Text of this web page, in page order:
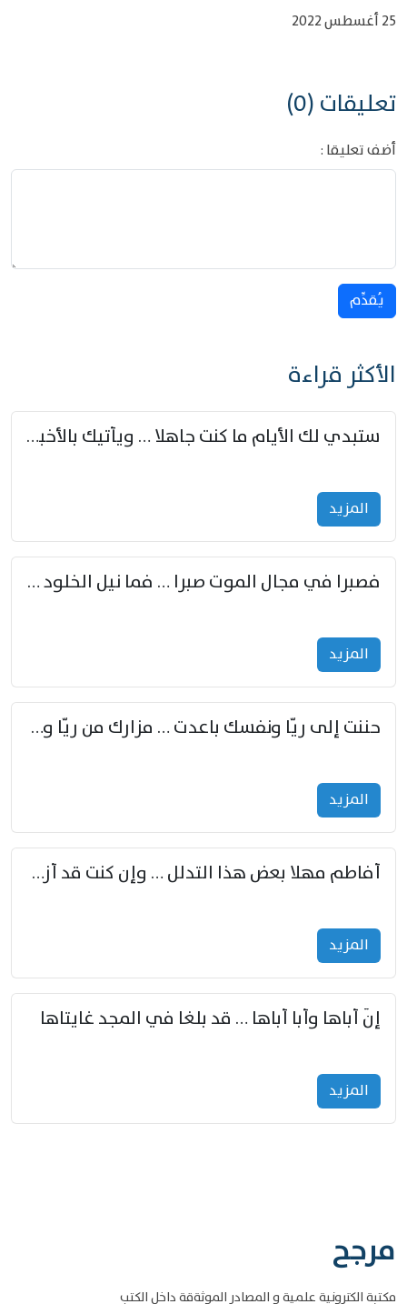
25 أغسطس 2022
تعليقات (0)
أضف تعليقا :
يُقدِّم
الأكثر قراءة
ستبدي لك الأيام ما كنت جاهلا … ويأتيك بالأخبار من لم تزوّد
المزید
فصبرا في مجال الموت صبرا … فما نيل الخلود بمستطاع
المزید
حننت إلى ريّا ونفسك باعدت … مزارك من ريّا وشعباكما معا
المزید
أفاطم مهلا بعض هذا التدلل … وإن كنت قد أزمعت صرمي فأجملي
المزید
إنّ أباها وأبا أباها … قد بلغا في المجد غايتاها
المزید
مرجح
مكتبة الكترونية علمية و المصادر الموثةقة داخل الكتب